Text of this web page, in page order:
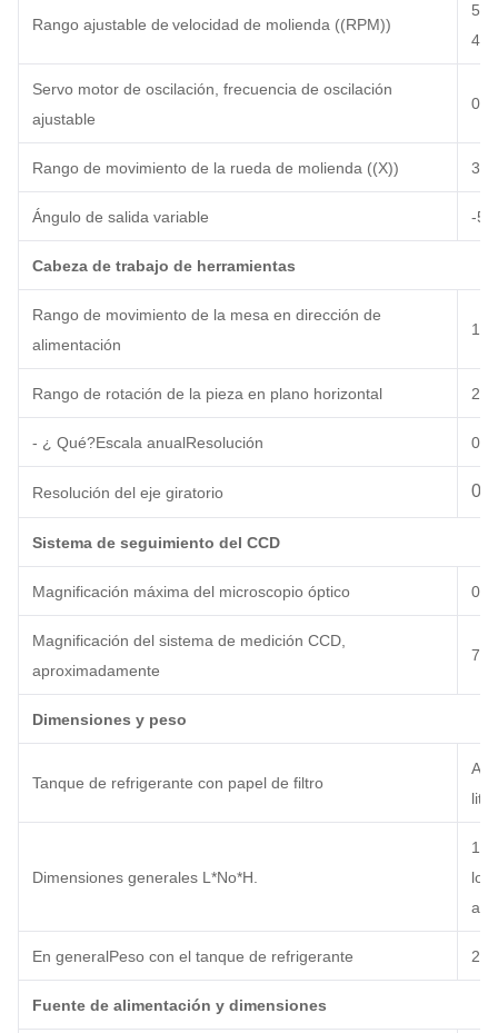
Rango ajustable de velocidad de molienda ((RPM))
5
4
Servo motor de oscilación, frecuencia de oscilación
ajustable
0 ~
Rango de movimiento de la rueda de molienda ((X)) 3
Ángulo de salida variable -
Cabeza de trabajo de herramientas
Rango de movimiento de la mesa en dirección de
alimentación
1
Rango de rotación de la pieza en plano horizontal 27
- ¿ Qué?Escala anualResolución
Resolución del eje giratorio
Sistema de seguimiento del CCD
Magnificación máxima del microscopio óptico 0.7
Magnificación del sistema de medición CCD
aproximadamente
7
Dimensiones y peso
Tanque de refrigerante con papel de filtro
Dimensiones generales L *No*H.
a
En generalPeso con el tanque de refrigerante 2
Fuente de alimentación y dimensiones